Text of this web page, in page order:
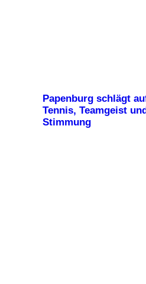
Papenburg schlägt
Tennis, Teamgeist
Stimmung